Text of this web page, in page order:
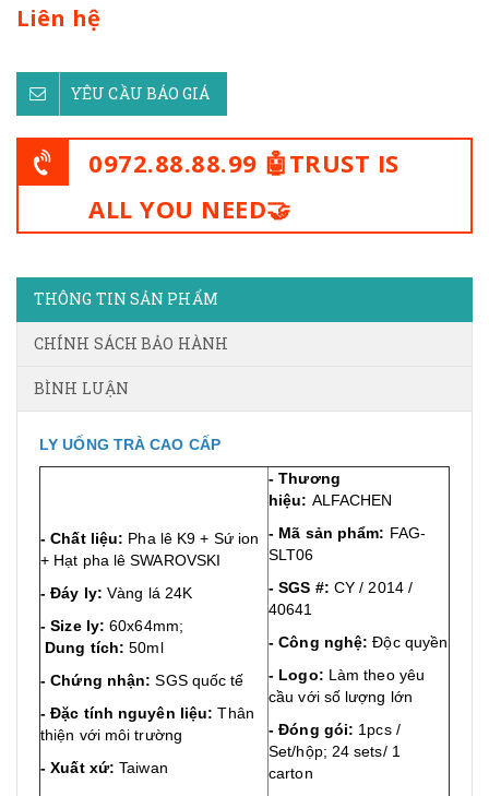
Liên hệ
YÊU CẦU BÁO GIÁ
0972.88.88.99 🤖TRUST IS
ALL YOU NEED🤝
THÔNG TIN SẢN PHẨM
CHÍNH SÁCH BẢO HÀNH
BÌNH LUẬN
LY UỐNG TRÀ CAO CẤP
- Chất liệu: Pha lê K9 + Sứ ion
+ Hạt pha lê SWAROVSKI
- Đáy ly: Vàng lá 24K
- Size ly: 60x64mm;
Dung tích: 50ml
- Chứng nhận: SGS quốc tế
- Đặc tính nguyên liệu: Thân
thiện với môi trường
- Xuất xứ: Taiwan
- Thương
hiệu: ALFACHEN
- Mã sản phẩm: FAG-
SLT06
- SGS #: CY / 2014 /
40641
- Công nghệ: Độc quyền
- Logo: Làm theo yêu
cầu với số lượng lớn
- Đóng gói: 1pcs /
Set/hộp; 24 sets/ 1
carton